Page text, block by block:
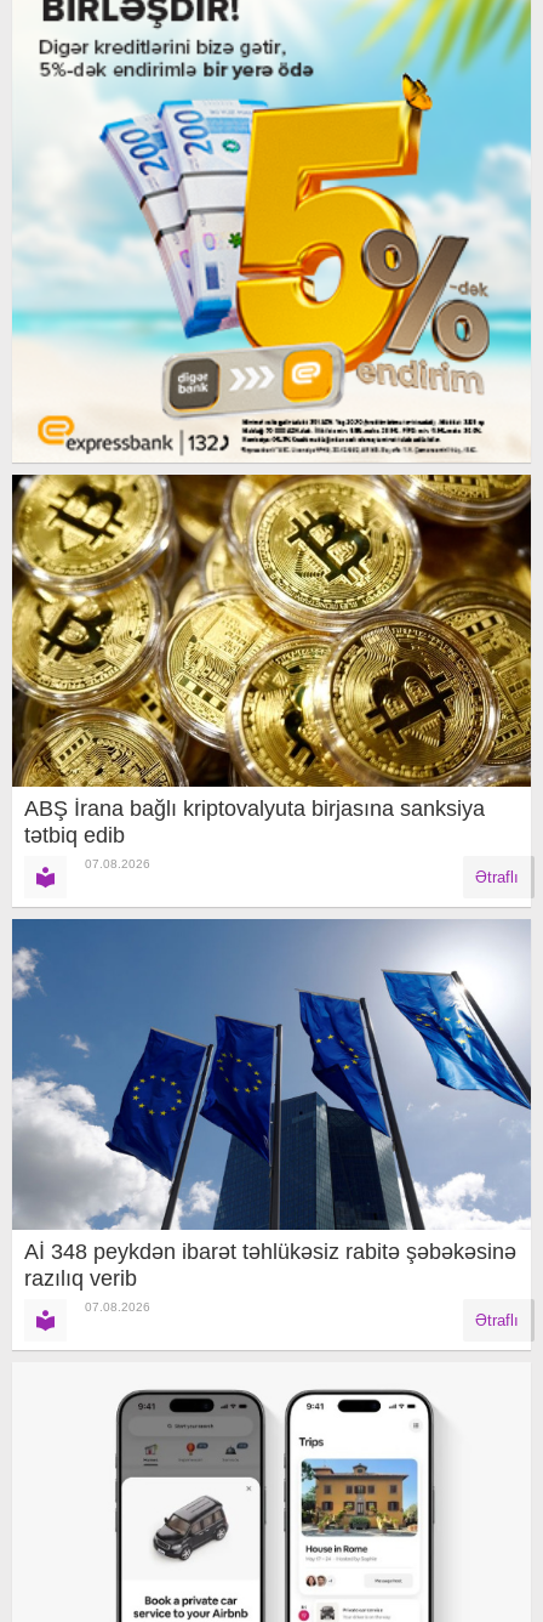
ABŞ İrana bağlı kriptovalyuta birjasına sanksiya
tətbiq edib
07.08.2026
Ətraflı
Aİ 348 peykdən ibarət təhlükəsiz rabitə şəbəkəsinə
razılıq verib
07.08.2026
Ətraflı